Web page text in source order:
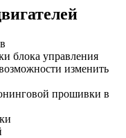
блока управления
изменить
прошивки в